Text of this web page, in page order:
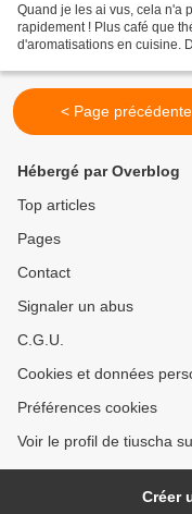
Quand je les ai vus, cela n'a
rapidement ! Plus café que
d'aromatisations en cuisine.
< Page précédente
Hébergé par Overblog
Top articles
Pages
Contact
Signaler un abus
C.G.U.
Cookies et données
Préférences cookies
Voir le profil de tiuscha
Créer